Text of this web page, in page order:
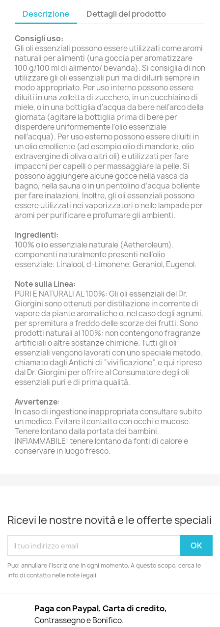
Descrizione Dettagli del prodotto
Consigli uso:
Gli oli essenziali possono essere utilizzati come aromi
naturali per alimenti (una goccia per aromatizzare
100 g/100 ml di alimento/ bevanda). Si consiglia di non
utilizzare gli oli essenziali puri ma di diluirli sempre in
modo appropriato. Per uso interno possono essere
diluiti in una zolletta di zucchero, in un cucchiaino di
miele, o in una bottiglia d’acqua da bere nell’arco della
giornata (agitare la bottiglia prima di bere per
disperdere uniformemente l’olio essenziale
nell’acqua). Per uso esterno possono essere diluiti in
un olio emolliente (ad esempio olio di mandorle, olio
extravergine di oliva o altri oli) e utilizzati per fare
impacchi per capelli o per massaggiare la pelle. Si
possono aggiungere alcune gocce nella vasca da
bagno, nella sauna o in un pentolino d’acqua bollente
per fare inalazioni. Inoltre, gli oli essenziali possono
essere utilizzati nei vaporizzatori o nelle lampade per
aromi per purificare e profumare gli ambienti.
Ingredienti:
100% olio essenziale naturale (Aetheroleum).
componenti naturalmente presenti nell’olio
essenziale: Linalool, d-Limonene, Geraniol, Eugenol.
Note sulla Linea:
PURI E NATURALI AL 100%: Gli oli essenziali del Dr.
Giorgini sono ottenuti per distillazione in corrente di
vapore da piante aromatiche o, nel caso degli agrumi,
per spremitura a freddo delle scorze dei frutti. Sono
prodotti naturali al 100%: non contengono fragranze
artificiali o altre sostanze chimiche. Tutti gli oli
essenziali vengono lavorati con uno speciale metodo,
chiamato dagli Antichi di “vivificazione”, e qui ripreso
dal Dr. Giorgini per offrire al Consumatore degli oli
essenziali puri e di prima qualità.
Avvertenze:
In caso di ingestione inappropriata consultare subito
un medico. Evitare il contatto con occhi e mucose.
Tenere lontano dalla portata dei bambini.
INFIAMMABILE: tenere lontano da fonti di calore e
conservare in luogo fresco.
Ricevi le nostre novità e le offerte speciali
Puoi annullare l'iscrizione in ogni momento. A questo scopo, cerca le
info di contatto nelle note legali.
Paga con Paypal, Carta di credito,
Contrassegno e Bonifico.